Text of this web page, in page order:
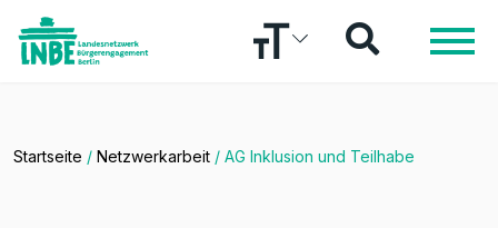
Startseite / Netzwerkarbeit / AG Inklusion und Teilhabe